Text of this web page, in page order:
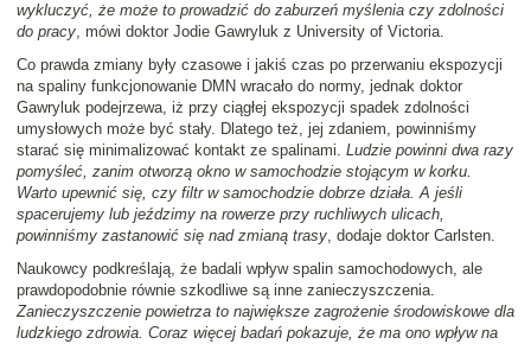
wykluczyć, że może to prowadzić do zaburzeń myślenia czy zdolności
do pracy, mówi doktor Jodie Gawryluk z University of Victoria.
Co prawda zmiany były czasowe i jakiś czas po przerwaniu ekspozycji
na spaliny funkcjonowanie DMN wracało do normy, jednak doktor
Gawryluk podejrzewa, iż przy ciągłej ekspozycji spadek zdolności
umysłowych może być stały. Dlatego też, jej zdaniem, powinniśmy
starać się minimalizować kontakt ze spalinami. Ludzie powinni dwa razy
pomyśleć, zanim otworzą okno w samochodzie stojącym w korku.
Warto upewnić się, czy filtr w samochodzie dobrze działa. A jeśli
spacerujemy lub jeździmy na rowerze przy ruchliwych ulicach,
powinniśmy zastanowić się nad zmianą trasy, dodaje doktor Carlsten.
Naukowcy podkreślają, że badali wpływ spalin samochodowych, ale
prawdopodobnie równie szkodliwe są inne zanieczyszczenia.
Zanieczyszczenie powietrza to największe zagrożenie środowiskowe dla
ludzkiego zdrowia. Coraz więcej badań pokazuje, że ma ono wpływ na